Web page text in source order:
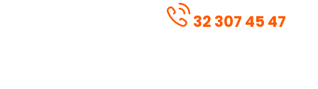
32 307 45 47